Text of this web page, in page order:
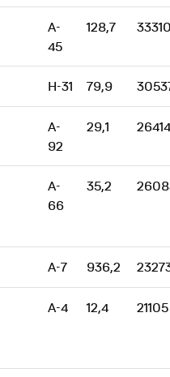
A-
45
128,7
H-31 79,9
A-
92
29,1 26414
A-
66
35,2
A-7 936,2
A-4 12,4 21105